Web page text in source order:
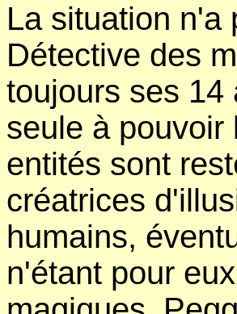
La situation n'a
Détective des
toujours ses 14
seule à pouvoir
entités sont
créatrices
humains,
n'étant pour